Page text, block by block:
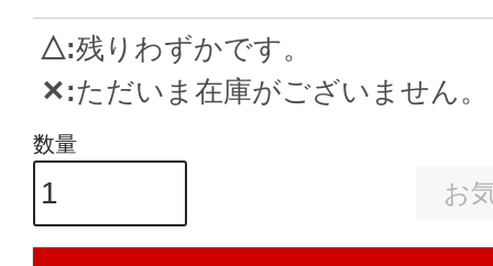
△ 残りわずかです。
✕ ただいま在庫がございません。
お